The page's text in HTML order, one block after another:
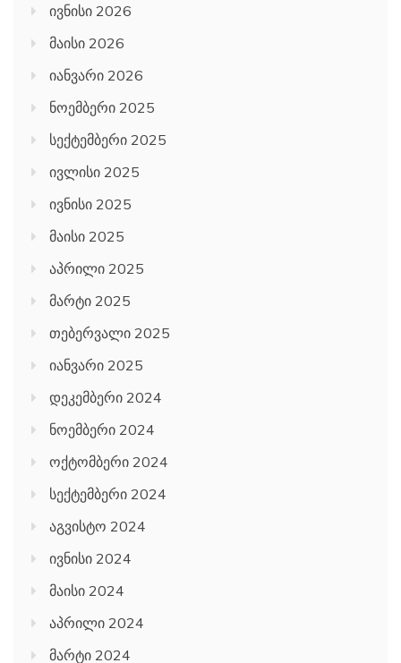
ივნისი 2026
მაისი 2026
იანვარი 2026
ნოემბერი 2025
სექტემბერი 2025
ივლისი 2025
ივნისი 2025
მაისი 2025
აპრილი 2025
მარტი 2025
თებერვალი 2025
იანვარი 2025
დეკემბერი 2024
ნოემბერი 2024
ოქტომბერი 2024
სექტემბერი 2024
აგვისტო 2024
ივნისი 2024
მაისი 2024
აპრილი 2024
მარტი 2024